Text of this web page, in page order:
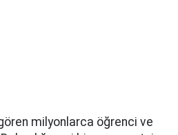
milyonlarca öğrenci ve